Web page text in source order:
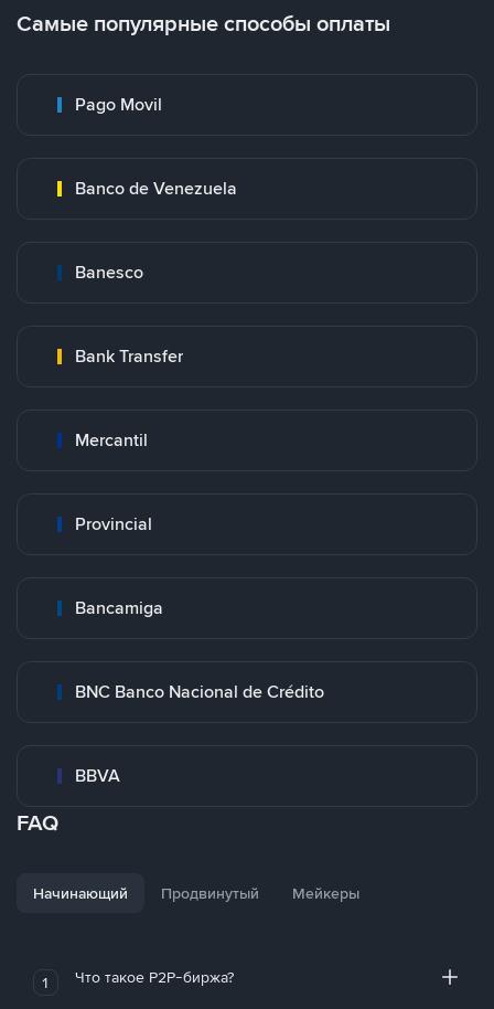
Самые популярные способы оплаты
Pago Movil
Banco de Venezuela
Banesco
Bank Transfer
Mercantil
Provincial
Bancamiga
BNC Banco Nacional de Crédito
BBVA
FAQ
Начинающий Продвинутый Мейкеры
1 Что такое P2P-биржа?